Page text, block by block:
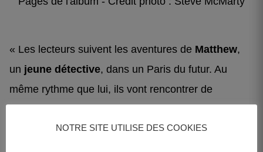
« Les lecteurs suivent les aventures de Matthew,
un jeune détective, dans un Paris du futur. Au
même rythme que lui, ils vont rencontrer de
l’équilibre dans l’univers. Il est suivi par un
NOTRE SITE UTILISE DES COOKIES